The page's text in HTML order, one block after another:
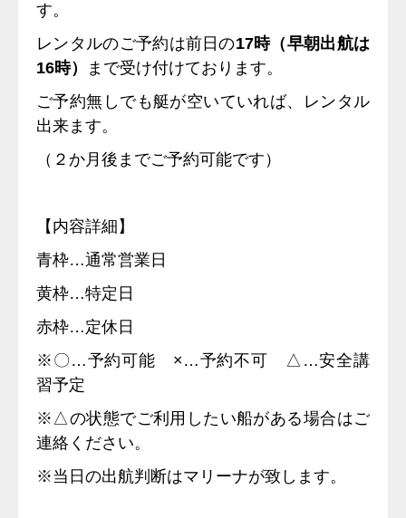
す。
レンタルのご予約は前日の17時（早朝出航は
16時）
まで受け付けております。
ご予約無しでも艇が空いていれば、レンタル
出来ます。
（２か月後までご予約可能です）
【内容詳細】
青枠…通常営業日
黄枠…特定日
赤枠…定休日
※〇…予約可能 ×…予約不可 △…安全講
習予定
※△の状態でご利用したい船がある場合はご
連絡ください。
※当日の出航判断はマリーナが致します。